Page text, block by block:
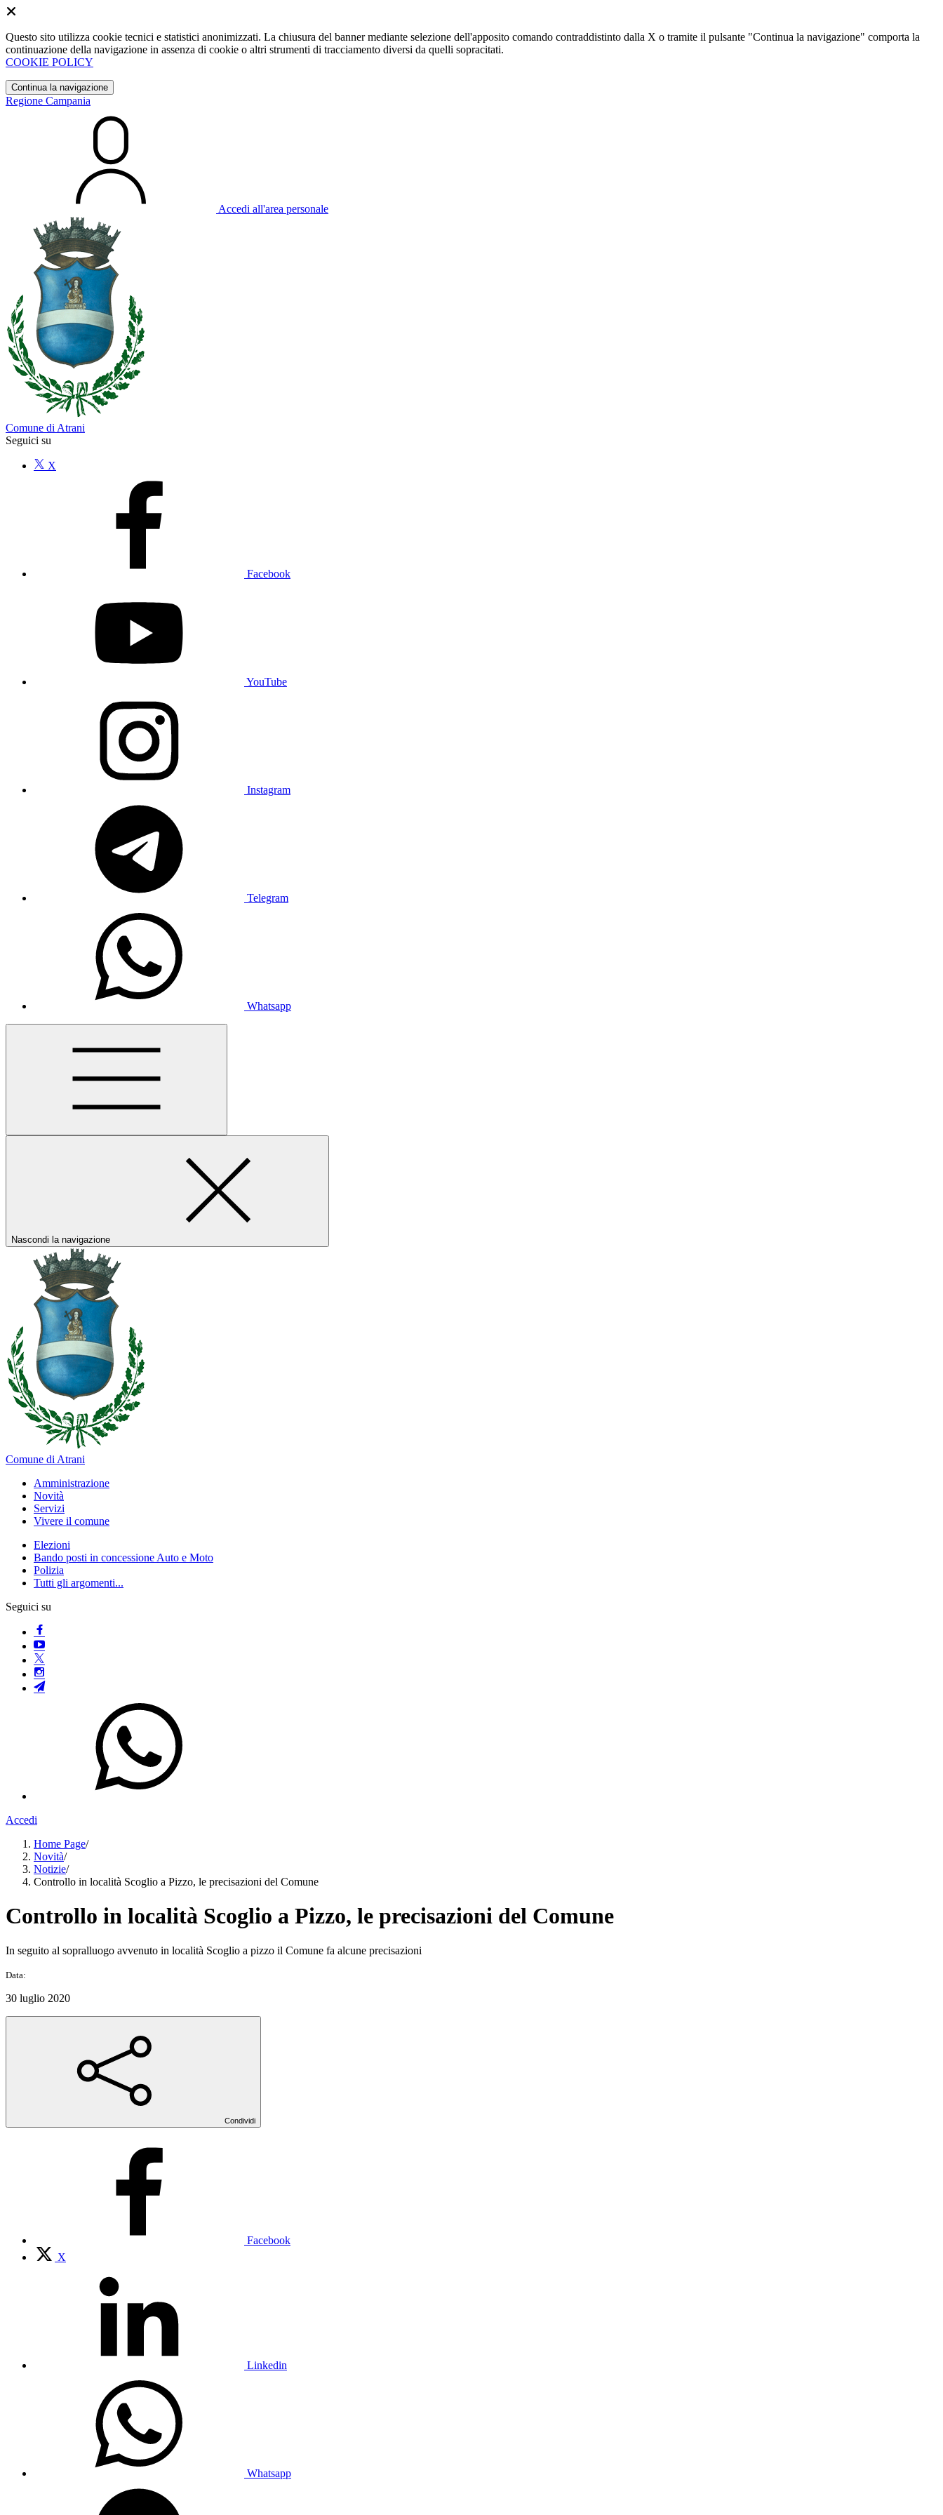
Questo sito utilizza cookie tecnici e statistici anonimizzati. La chiusura del banner mediante selezione dell'apposito comando contraddistinto dalla X o tramite il pulsante "Continua la navigazione" comporta la
continuazione della navigazione in assenza di cookie o altri strumenti di tracciamento diversi da quelli sopracitati.
COOKIE POLICY
Continua la navigazione
Regione Campania
Accedi all'area personale
Comune di Atrani
Seguici su
X
Facebook
YouTube
Instagram
Telegram
Whatsapp
Nascondi la navigazione
Comune di Atrani
Amministrazione
Novità
Servizi
Vivere il comune
Elezioni
Bando posti in concessione Auto e Moto
Polizia
Tutti gli argomenti...
Seguici su
Accedi
Home Page/
Novità/
Notizie/
Controllo in località Scoglio a Pizzo, le precisazioni del Comune
Controllo in località Scoglio a Pizzo, le precisazioni del Comune
In seguito al sopralluogo avvenuto in località Scoglio a pizzo il Comune fa alcune precisazioni
Data:
30 luglio 2020
Condividi
Facebook
X
Linkedin
Whatsapp